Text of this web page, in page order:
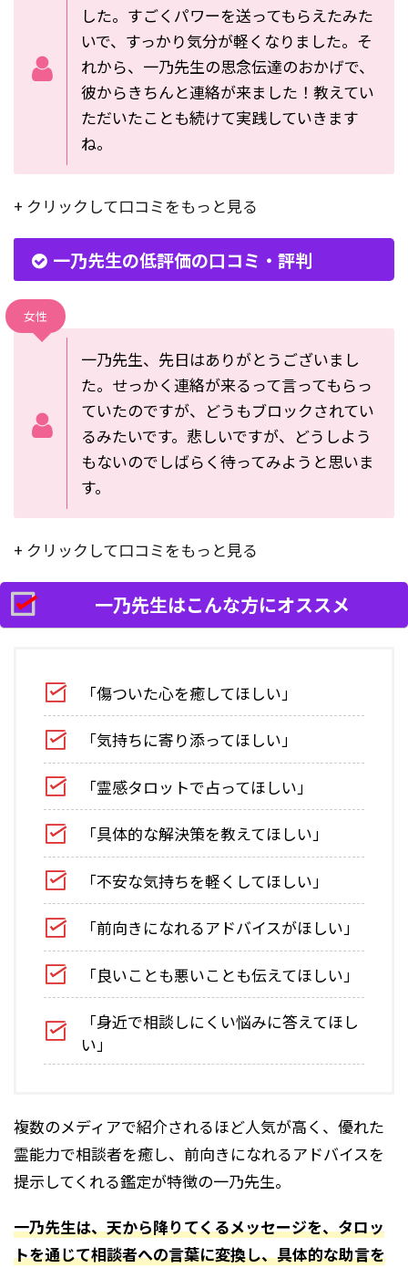
した。すごくパワーを送ってもらえたみた
いで、すっかり気分が軽くなりました。そ
れから、一乃先生の思念伝達のおかげで、
彼からきちんと連絡が来ました！教えてい
ただいたことも続けて実践していきます
ね。
+ クリックして口コミをもっと見る
一乃先生の低評価の口コミ・評判
女性
一乃先生、先日はありがとうございまし
た。せっかく連絡が来るって言ってもらっ
ていたのですが、どうもブロックされてい
るみたいです。悲しいですが、どうしよう
もないのでしばらく待ってみようと思いま
す。
+ クリックして口コミをもっと見る
一乃先生はこんな方にオススメ
「傷ついた心を癒してほしい」
「気持ちに寄り添ってほしい」
「霊感タロットで占ってほしい」
「具体的な解決策を教えてほしい」
「不安な気持ちを軽くしてほしい」
「前向きになれるアドバイスがほしい」
「良いことも悪いことも伝えてほしい」
「身近で相談しにくい悩みに答えてほし
い」
複数のメディアで紹介されるほど人気が高く、優れた
霊能力で相談者を癒し、前向きになれるアドバイスを
提示してくれる鑑定が特徴の一乃先生。
一乃先生は、天から降りてくるメッセージを、タロッ
トを通じて相談者への言葉に変換し、具体的な助言を